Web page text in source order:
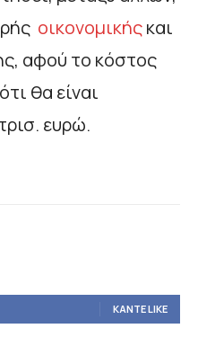
οικονομικήςκαι
αφού το κόστος
θα είναι
ευρώ.
ΚΆΝΤΕ LIKE